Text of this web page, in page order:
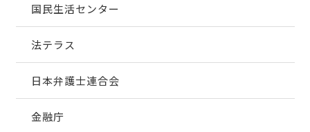
国民生活センター
法テラス
日本弁護士連合会
金融庁